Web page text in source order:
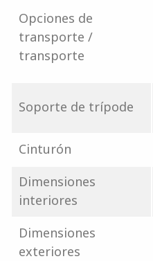
Opciones de
transporte /
transporte
Soporte de trípode
Cinturón
Dimensiones
interiores
Dimensiones
exteriores